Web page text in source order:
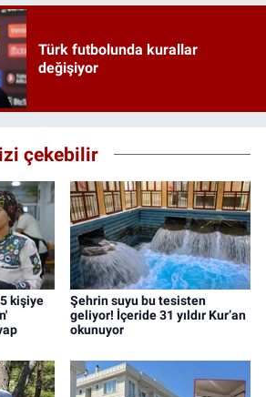
Türk futbolunda kurallar
değişiyor
çekebilir
kişiye
Şehrin suyu bu tesisten
geliyor! İçeride 31 yıldır Kur’an
okunuyor